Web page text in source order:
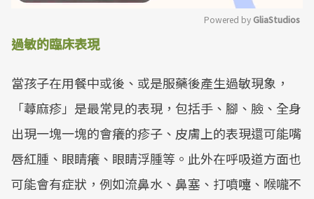
Powered by GliaStudios
過敏的臨床表現
當孩子在用餐中或後、或是服藥後產生過敏現象，
「蕁麻疹」是最常見的表現，包括手、腳、臉、全身
出現一塊一塊的會癢的疹子、皮膚上的表現還可能嘴
唇紅腫、眼睛癢、眼睛浮腫等。此外在呼吸道方面也
可能會有症狀，例如流鼻水、鼻塞、打噴嚏、喉嚨不